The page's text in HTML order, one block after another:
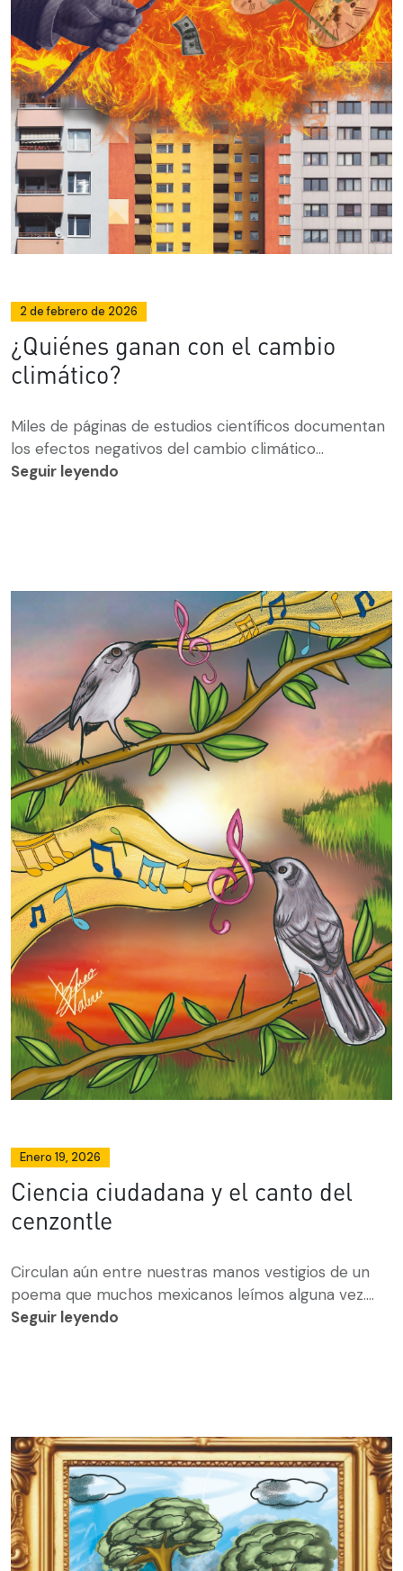
2 de febrero de 2026
¿Quiénes ganan con el cambio
climático?
Miles de páginas de estudios científicos documentan
los efectos negativos del cambio climático...
Seguir leyendo
Enero 19, 2026
Ciencia ciudadana y el canto del
cenzontle
Circulan aún entre nuestras manos vestigios de un
poema que muchos mexicanos leímos alguna vez....
Seguir leyendo